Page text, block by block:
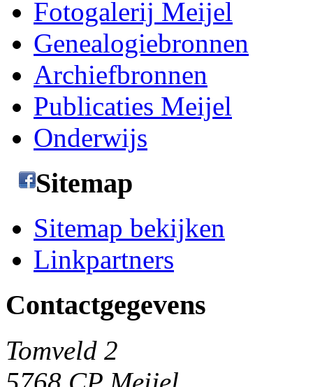
Fotogalerij Meijel
Genealogiebronnen
Archiefbronnen
Publicaties Meijel
Onderwijs
Sitemap
Sitemap bekijken
Linkpartners
Contactgegevens
Tomveld 2